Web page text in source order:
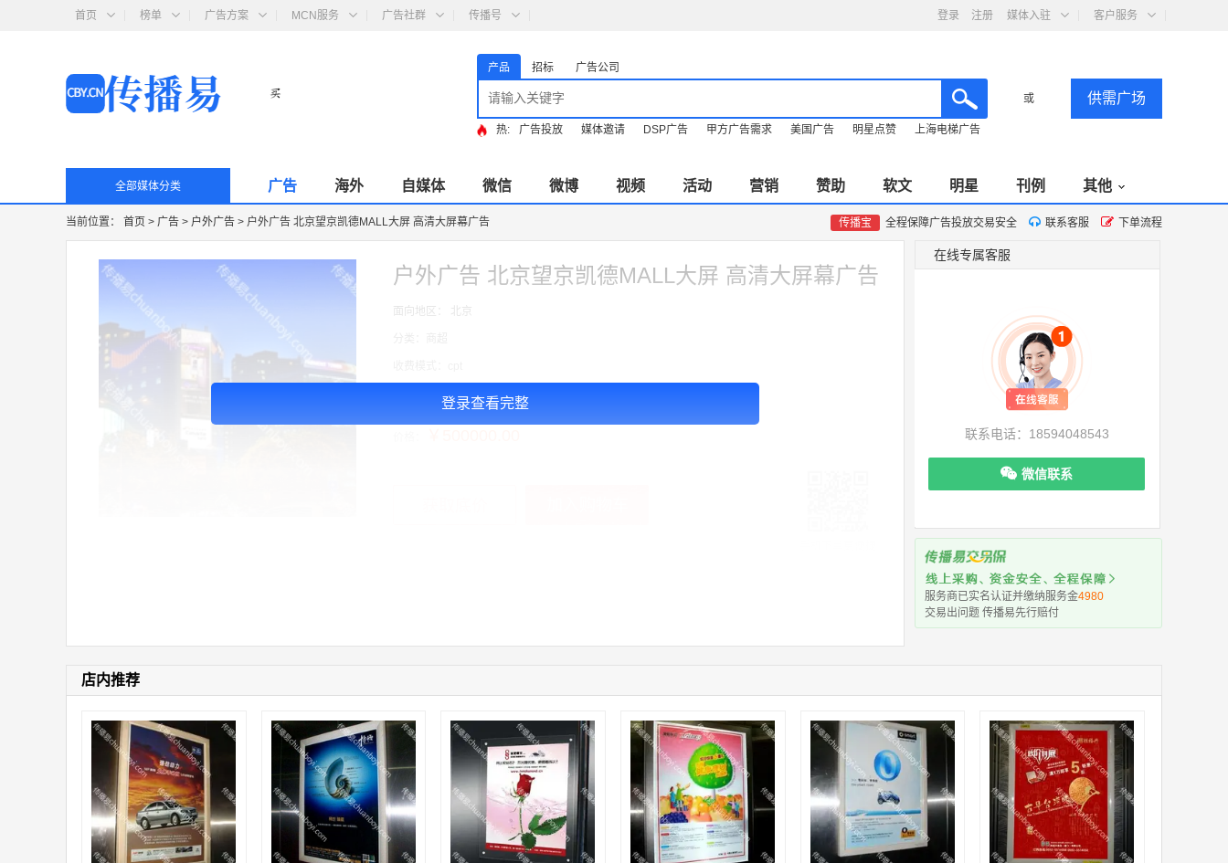
首页 榜单 广告方案 MCN服务 广告社群 传播号 登录 注册 媒体入驻 客户服务
产品 招标 广告公司
或 供需广场
热: 广告投放 媒体邀请 DSP广告 甲方广告需求 美国广告 明星点赞 上海电梯广告
全部媒体分类 广告 海外 自媒体 微信 微博 视频 活动 营销 赞助 软文 明星 刊例 其他
当前位置： 首页 > 广告 > 户外广告 > 户外广告 北京望京凯德MALL大屏 高清大屏幕广告 传播宝 全程保障广告投放交易安全 联系客服 下单流程
登录查看完整
户外广告 北京望京凯德MALL大屏 高清大屏幕广告
面向地区： 北京
广告投放注意事项：以上1个月的价格
11:44:28 130****3379 联系了该媒体所在商家
191****0991 联系了该媒体所在商家
05:24:34 186****8762 联系了该媒体所在商家
06:11:20 166****9198 联系了该媒体所在商家
05:17:23 182****1341
联系了该媒体所在商家
03:00:41 153****4020 联系了该媒体所在商家
08:52:47 155****6115 联系了该媒体所在商家
在线专属客服
联系电话：18594048543
微信联系
服务商已实名认证并缴纳服务金4980
交易出问题 传播易先行赔付
店内推荐